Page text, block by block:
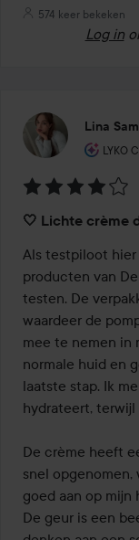
574 keer bekeken
Log in
Lina
LYKO
De rol
4
van
de
5
🤍 Lichte crème
Als testpiloot
producten van
testen. De
waardeer de
mee te nemen in
normale huid en
laatste stap. Ik
hydrateert, terwijl
De crème heeft
snel
goed aan op
De geur is een